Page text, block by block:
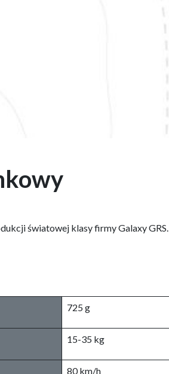
światowej klasy firmy Galaxy GRS.
725 g
15-35 kg
80 km/h